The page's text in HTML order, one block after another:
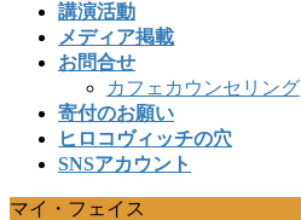
講演活動
メディア掲載
お問合せ
カフェカウンセリング
寄付のお願い
ヒロコヴィッチの穴
SNSアカウント
マイ・フェイス